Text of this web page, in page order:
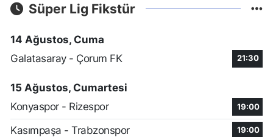
Süper Lig Fikstür
14 Ağustos, Cuma
Galatasaray - Çorum FK
21:30
15 Ağustos, Cumartesi
Konyaspor - Rizespor
19:00
Kasımpaşa - Trabzonspor 19:00